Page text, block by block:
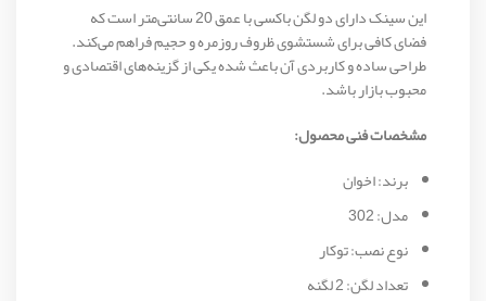
این سینک دارای دو لگن باکسی با عمق 20 سانتی‌متر است که
فضای کافی برای شستشوی ظروف روزمره و حجیم فراهم می‌کند.
طراحی ساده و کاربردی آن باعث شده یکی از گزینه‌های اقتصادی و
محبوب بازار باشد.
مشخصات فنی محصول:
برند: اخوان
مدل: 302
نوع نصب: توکار
تعداد لگن: 2 لگنه